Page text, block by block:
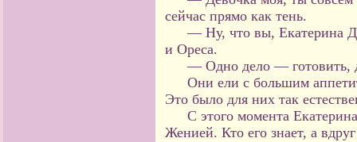
сейчас прямо как тень.
— Ну, что вы, Екатерина
и Ореса.
— Одно дело — готовить,
Они ели с большим
Это было для них так
С этого момента
Женией. Кто его знает, а